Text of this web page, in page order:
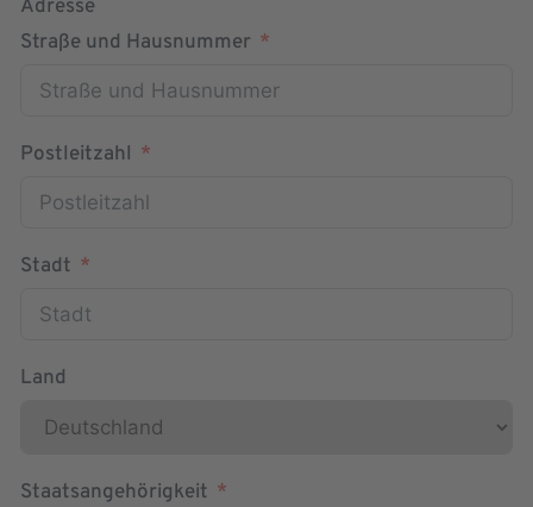
Adresse
Straße und Hausnummer
Postleitzahl
Stadt
Land
Staatsangehörigkeit